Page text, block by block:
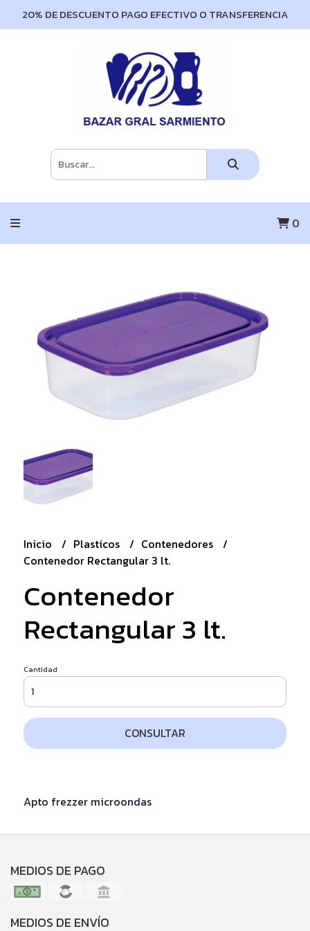
20% DE DESCUENTO PAGO EFECTIVO O TRANSFERENCIA
0
Inicio Plasticos
Contenedores
Contenedor Rectangular 3 lt.
Contenedor
Rectangular 3 lt.
Cantidad
CONSULTAR
Apto frezzer microondas
MEDIOS DE PAGO
MEDIOS DE ENVÍO